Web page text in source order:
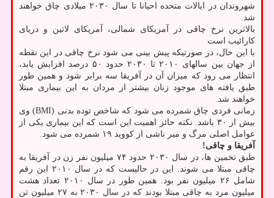
شهروندان در ایالات متحده احیانا تا سال ۲۰۳۰ میلادی چاق خواهند
شد.
بالاترین نرخ چاقی در آمریکای شمالی، آمریکای لاتین و دریای
کارائیب است
با این حال، در صورتیکه پیش بینی می شود نرخ چاقی در این نقطه
از جهان بین سالهای ۲۰۱۰ تا ۲۰۳۰ حدود ۵۰ درصد افزایش یابد،
انتظار می رود که میزان آن در آفریقا سه برابر شود و همین طور
طبق یافته های موجود زنان بیشتر از مردان به این بیماری مبتلا
خواهند شد.
زمانی فردی چاق شمرده می شود که شاخص توده بدنی (BMI) وی
بیش از ۳۰ باشد. نکته حائز اهمیت این است که این بیماری یکی از
عوامل اصلی مرگ و میر ناشی از کووید ۱۹ شمرده می شود.
آفریقا و چاقی!
طبق تخمین ها، در سال ۲۰۳۰ حدود ۷۴ میلیون نفر زن در آفریقا به
چاقی مبتلا می شوند. این در حالیست که در سال ۲۰۱۰ این رقم
شامل ۲۶ میلیون نفر بود. همین طور در سال ۲۰۱۰ تعداد هشت
میلیون مرد به چاقی مبتلا بودند که در سال ۲۰۳۰ به ۲۷ میلیون تن